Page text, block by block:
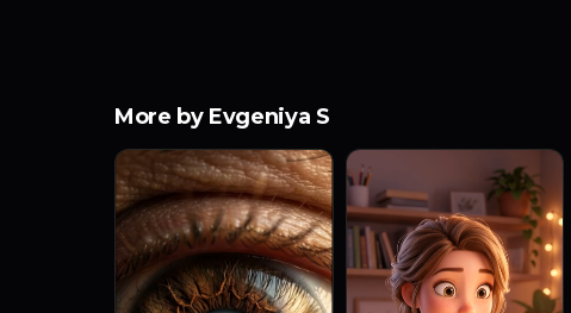
More by Evgeniya S